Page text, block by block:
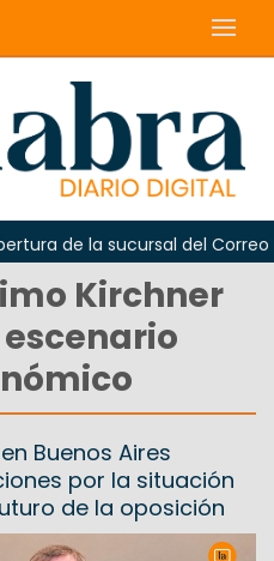
de la sucursal del Correo
Kirchner
Buenos Aires
por la situación
de la oposición